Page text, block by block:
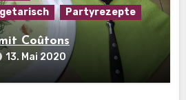
Partyrezepte
Coûtons
13. Mai 2020